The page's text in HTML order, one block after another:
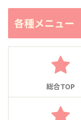
各種メニュー
総合TOP